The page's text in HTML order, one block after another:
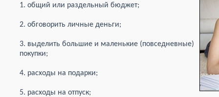
1. общий или раздельный бюджет;
2. обговорить личные деньги;
3. выделить большие и маленькие (повседневные)
покупки;
4. расходы на подарки;
5. расходы на отпуск;